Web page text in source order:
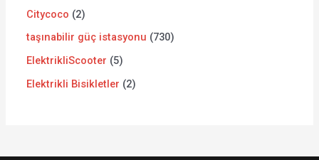
Citycoco
2
taşınabilir güç istasyonu
730
ElektrikliScooter
5
Elektrikli Bisikletler
2